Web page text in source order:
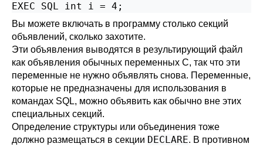
EXEC SQL int i = 4;
Вы можете включать в программу столько секций
объявлений, сколько захотите.
Эти объявления выводятся в результирующий файл
как объявления обычных переменных C, так что эти
переменные не нужно объявлять снова. Переменные,
которые не предназначены для использования в
командах SQL, можно объявить как обычно вне этих
специальных секций.
Определение структуры или объединения тоже
должно размещаться в секции DECLARE. В противном